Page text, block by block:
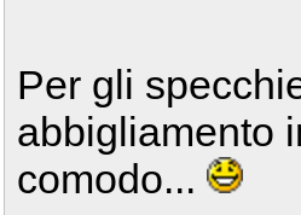
Per gli
abbigliamento
comodo...